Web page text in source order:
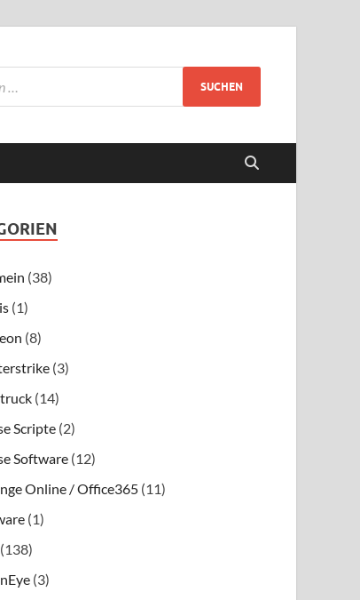
(38)
(1)
(8)
(3)
(14)
Scripte (2)
Software (12)
Online / Office365 (11)
(1)
(138)
(3)